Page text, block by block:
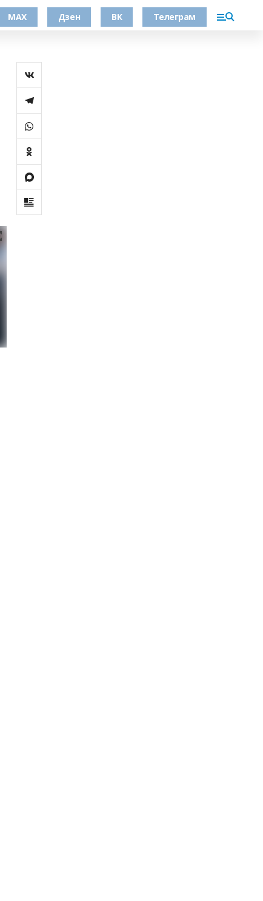
МАХ Дзен ВК Телеграм